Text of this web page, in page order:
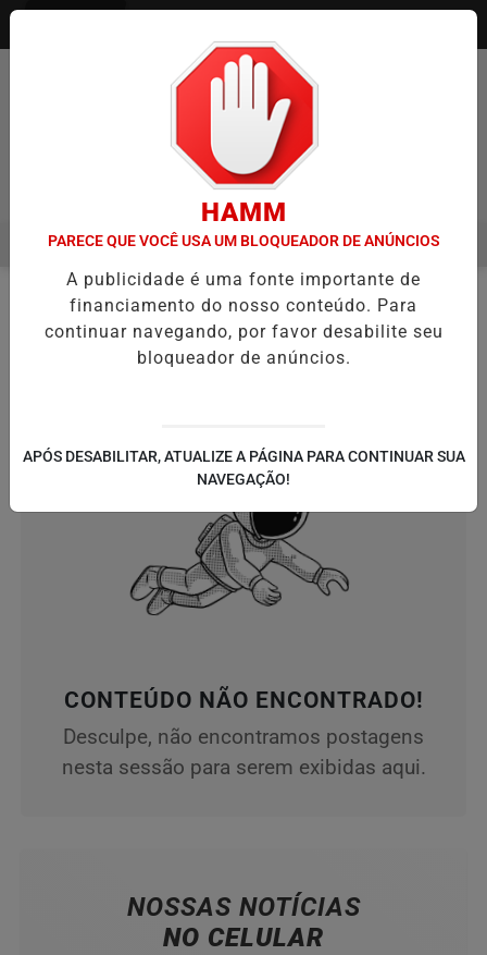
Pesquisar Notícia
ITAQUÁ ESTREIA NO CAMPEONATO PAULISTA MASCULINO DA
EM ALTA
MENU
EMCOLUNAS ECONOMIA
CONTEÚDO NÃO ENCONTRADO!
Desculpe, não encontramos postagens
nesta sessão para serem exibidas aqui.
NOSSAS NOTÍCIAS
NO CELULAR
HAMM
PARECE QUE VOCÊ USA UM BLOQUEADOR DE ANÚNCIOS
A publicidade é uma fonte importante de
financiamento do nosso conteúdo. Para
continuar navegando, por favor desabilite seu
bloqueador de anúncios.
APÓS DESABILITAR, ATUALIZE A PÁGINA PARA CONTINUAR SUA
NAVEGAÇÃO!